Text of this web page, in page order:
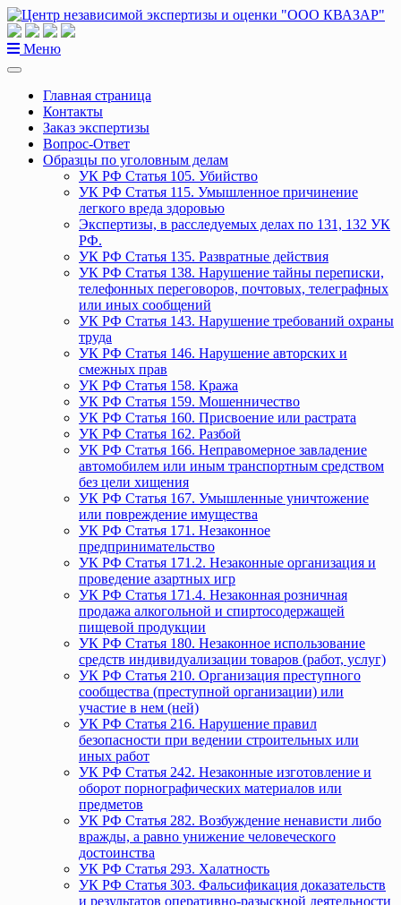
Перейти
к
содержанию
Меню
Главная страница
Контакты
Заказ экспертизы
Вопрос-Ответ
Образцы по уголовным делам
УК РФ Статья 105. Убийство
УК РФ Статья 115. Умышленное причинение
легкого вреда здоровью
Экспертизы, в расследуемых делах по 131, 132 УК
РФ.
УК РФ Статья 135. Развратные действия
УК РФ Статья 138. Нарушение тайны переписки,
телефонных переговоров, почтовых, телеграфных
или иных сообщений
УК РФ Статья 143. Нарушение требований охраны
труда
УК РФ Статья 146. Нарушение авторских и
смежных прав
УК РФ Статья 158. Кража
УК РФ Статья 159. Мошенничество
УК РФ Статья 160. Присвоение или растрата
УК РФ Статья 162. Разбой
УК РФ Статья 166. Неправомерное завладение
автомобилем или иным транспортным средством
без цели хищения
УК РФ Статья 167. Умышленные уничтожение
или повреждение имущества
УК РФ Статья 171. Незаконное
предпринимательство
УК РФ Статья 171.2. Незаконные организация и
проведение азартных игр
УК РФ Статья 171.4. Незаконная розничная
продажа алкогольной и спиртосодержащей
пищевой продукции
УК РФ Статья 180. Незаконное использование
средств индивидуализации товаров (работ, услуг)
УК РФ Статья 210. Организация преступного
сообщества (преступной организации) или
участие в нем (ней)
УК РФ Статья 216. Нарушение правил
безопасности при ведении строительных или
иных работ
УК РФ Статья 242. Незаконные изготовление и
оборот порнографических материалов или
предметов
УК РФ Статья 282. Возбуждение ненависти либо
вражды, а равно унижение человеческого
достоинства
УК РФ Статья 293. Халатность
УК РФ Статья 303. Фальсификация доказательств
и результатов оперативно-разыскной деятельности